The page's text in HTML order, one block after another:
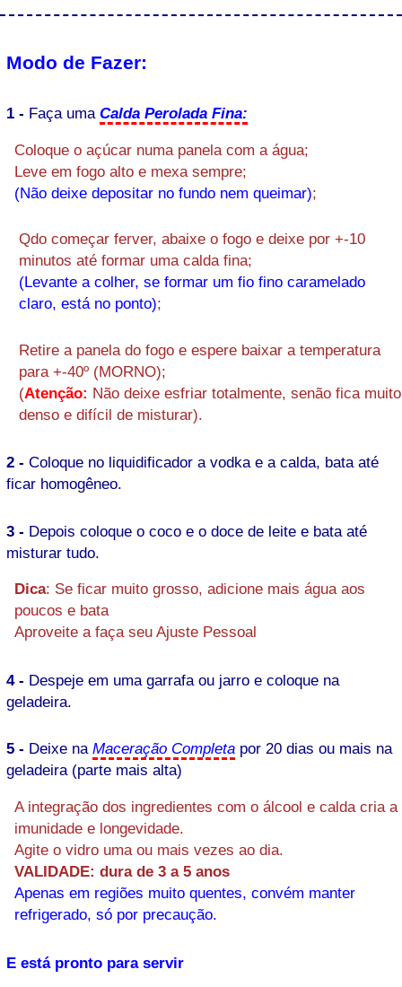
Modo de Fazer:
1 - Faça umaCalda Perolada Fina:
Coloque o açúcar numa panela com a água;
Leve em fogo alto e mexa sempre;
(Não deixe depositar no fundo nem queimar);
Qdo começar ferver, abaixe o fogo e deixe por +-10
minutos até formar uma calda fina;
(Levante a colher, se formar um fio fino caramelado
claro, está no ponto);
Retire a panela do fogo e espere baixar a temperatura
para +-40º (MORNO);
(Atenção: Não deixe esfriar totalmente, senão fica muito
denso e difícil de misturar).
2 -Coloque no liquidificador a vodka e a calda, bata até
ficar homogêneo.
3 - Depois coloque o coco e o doce de leite e bata até
misturar tudo.
Dica: Se ficar muito grosso, adicione mais água aos
poucos e bata
Aproveite a faça seu Ajuste Pessoal
4 - Despeje em uma garrafa ou jarro e coloque na
geladeira.
5 - Deixe naMaceração Completa por 20 dias ou mais na
geladeira (parte mais alta)
A integração dos ingredientes com o álcool e calda cria a
imunidade e longevidade.
Agite o vidro uma ou mais vezes ao dia.
VALIDADE: dura de 3 a 5 anos
Apenas em regiões muito quentes, convém manter
refrigerado, só por precaução.
E está pronto para servir